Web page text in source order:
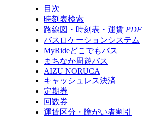
目次
時刻表検索
路線図・時刻表・運賃 PDF
バスロケーションシステム
MyRideどこでもバス
まちなか周遊バス
AIZU NORUCA
キャッシュレス決済
定期券
回数券
運賃区分・障がい者割引